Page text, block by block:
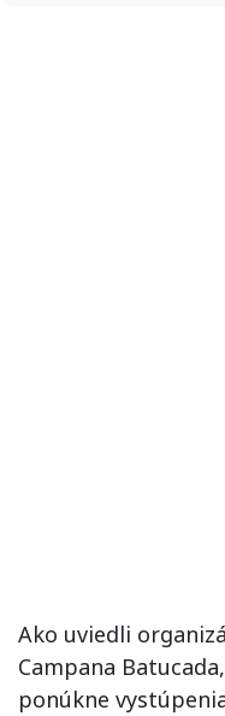
Ako uviedli
Campana
ponúkne